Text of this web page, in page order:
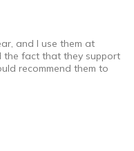
and I use them at
the fact that they support
recommend them to